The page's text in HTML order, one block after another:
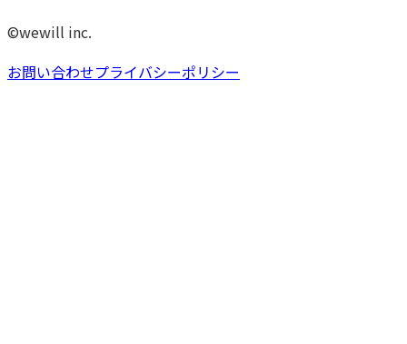
©wewill inc.
お問い合わせプライバシーポリシー